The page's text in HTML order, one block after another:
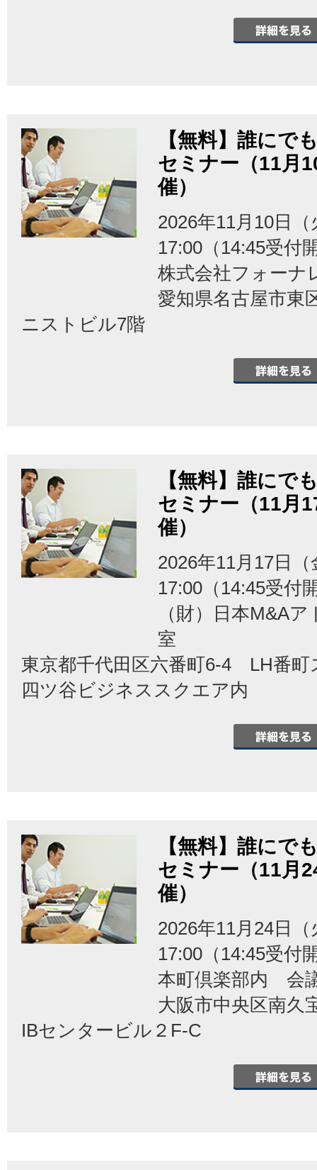
【無料】誰にで
セミナー（11月
催）
2026年11月10日（
17:00（14:45受付
株式会社フォー
愛知県名古屋市
ニストビル7階
【無料】誰にで
セミナー（11月
催）
2026年11月17日（
17:00（14:45受付
（財）日本M&A
室
東京都千代田区六番町6-4 LH番町
四ツ谷ビジネススクエア内
【無料】誰にで
セミナー（11月
催）
2026年11月24日（
17:00（14:45受付
本町倶楽部内 会
大阪市中央区南久
IBセンタービル２F-C